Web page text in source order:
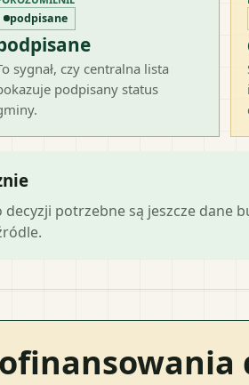
podpisane
sygnał, czy centralna lista
podpisany status
potrzebne są jeszcze dane